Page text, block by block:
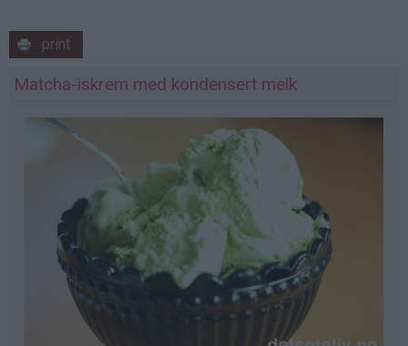
print
Matcha-iskrem med kondensert melk